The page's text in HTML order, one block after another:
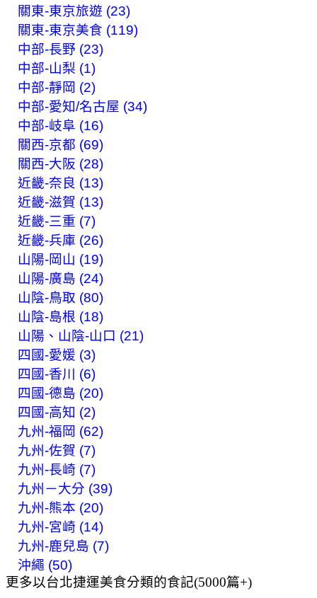
關東-東京旅遊 (23)
關東-東京美食 (119)
中部-長野 (23)
中部-山梨 (1)
中部-靜岡 (2)
中部-愛知/名古屋 (34)
中部-岐阜 (16)
關西-京都 (69)
關西-大阪 (28)
近畿-奈良 (13)
近畿-滋賀 (13)
近畿-三重 (7)
近畿-兵庫 (26)
山陽-岡山 (19)
山陽-廣島 (24)
山陰-鳥取 (80)
山陰-島根 (18)
山陽、山陰-山口 (21)
四國-愛媛 (3)
四國-香川 (6)
四國-德島 (20)
四國-高知 (2)
九州-福岡 (62)
九州-佐賀 (7)
九州-長崎 (7)
九州－大分 (39)
九州-熊本 (20)
九州-宮崎 (14)
九州-鹿兒島 (7)
沖繩 (50)
更多以台北捷運美食分類的食記(5000篇+)